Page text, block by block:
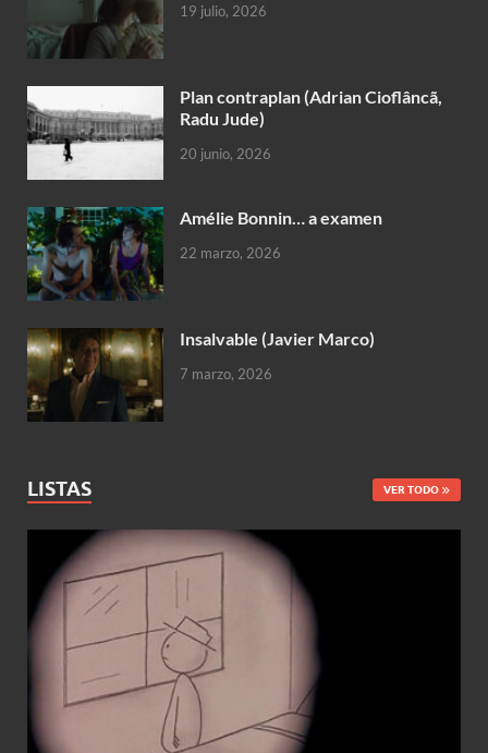
19 julio, 2026
Plan contraplan (Adrian Cioflâncã,
Radu Jude)
20 junio, 2026
Amélie Bonnin… a examen
22 marzo, 2026
Insalvable (Javier Marco)
7 marzo, 2026
LISTAS VER TODO